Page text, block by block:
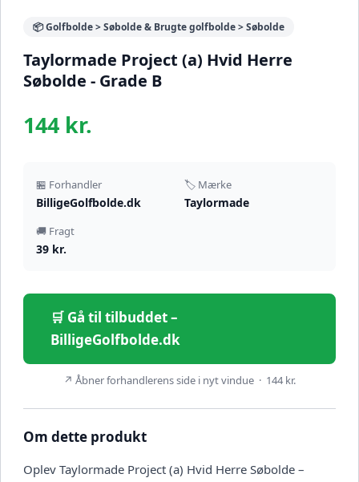
📦 Golfbolde > Søbolde & Brugte golfbolde > Søbolde
Taylormade Project (a) Hvid Herre
Søbolde - Grade B
144 kr.
🏪 Forhandler
BilligeGolfbolde.dk
🏷️ Mærke
Taylormade
🚚 Fragt
39 kr.
🛒 Gå til tilbuddet –
BilligeGolfbolde.dk
↗ Åbner forhandlerens side i nyt vindue · 144 kr.
Om dette produkt
Oplev Taylormade Project (a) Hvid Herre Søbolde –